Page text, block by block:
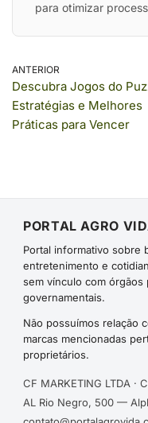
para otimizar
ANTERIOR
Descubra Jogos do
Estratégias e Melhores
Práticas para Vencer
PORTAL AGRO
Portal informativo sobre
entretenimento e
sem vínculo com
governamentais.
Não possuímos relação
marcas mencionadas
proprietários.
CF MARKETING LTDA ·
AL Rio Negro, 500 —